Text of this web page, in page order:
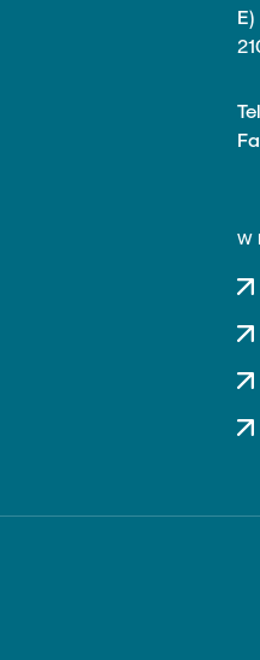
E)